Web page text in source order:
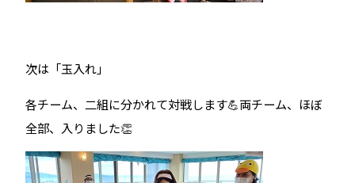
次は「玉入れ」
各チーム、二組に分かれて対戦します💪両チーム、ほぼ
全部、入りました👏